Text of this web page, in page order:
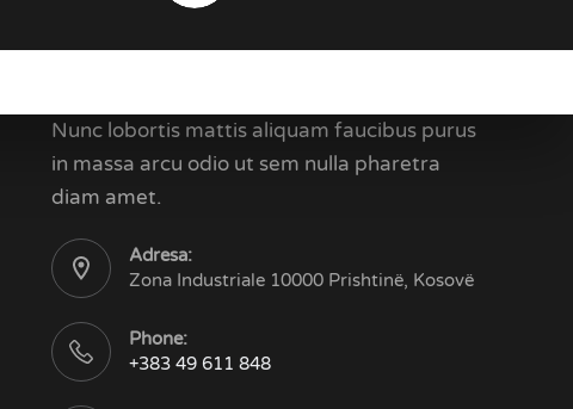
Nunc lobortis mattis aliquam faucibus purus
in massa arcu odio ut sem nulla pharetra
diam amet.
Adresa:
Zona Industriale 10000 Prishtinë, Kosovë
Phone:
+383 49 611 848